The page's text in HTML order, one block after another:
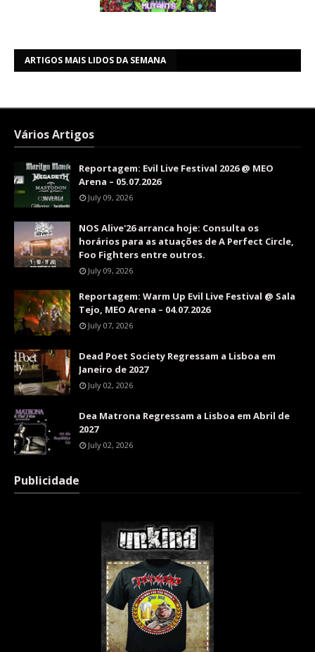
ARTIGOS MAIS LIDOS DA SEMANA
Vários Artigos
Reportagem: Evil Live Festival 2026 @ MEO
Arena – 05.07.2026
July 09, 2026
NOS Alive'26 arranca hoje: Consulta os
horários para as atuações de A Perfect Circle,
Foo Fighters entre outros.
July 09, 2026
Reportagem: Warm Up Evil Live Festival @ Sala
Tejo, MEO Arena – 04.07.2026
July 07, 2026
Dead Poet Society Regressam a Lisboa em
Janeiro de 2027
July 02, 2026
Dea Matrona Regressam a Lisboa em Abril de
2027
July 02, 2026
Publicidade